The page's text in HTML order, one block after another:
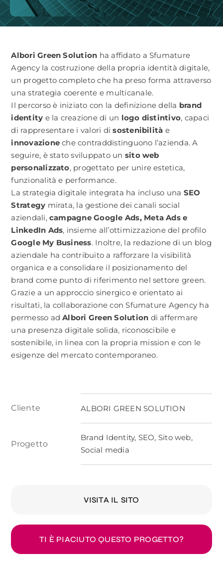
CONTATTACI
Cliente ALBORI GREEN SOLUTION
Progetto
Brand Identity, SEO, Sito web,
Social media
VISITA IL SITO
TI È PIACIUTO QUESTO PROGETTO?
Albori Green Solution ha affidato a Sfumature
Agency la costruzione della propria identità digitale,
un progetto completo che ha preso forma attraverso
una strategia coerente e multicanale.
Il percorso è iniziato con la definizione della brand
identity e la creazione di un logo distintivo, capaci
di rappresentare i valori disostenibilità e
innovazione che contraddistinguono l’azienda. A
seguire, è stato sviluppato un sito web
personalizzato, progettato per unire estetica,
funzionalità e performance.
La strategia digitale integrata ha incluso una SEO
Strategy mirata, la gestione dei canali social
aziendali,campagne Google Ads, Meta Ads e
LinkedIn Ads, insieme all’ottimizzazione del profilo
Google My Business. Inoltre, la redazione di un blog
aziendale ha contribuito a rafforzare la visibilità
organica e a consolidare il posizionamento del
brand come punto di riferimento nel settore green.
Grazie a un approccio sinergico e orientato ai
risultati, la collaborazione con Sfumature Agency ha
permesso adAlbori Green Solution di affermare
una presenza digitale solida, riconoscibile e
sostenibile, in linea con la propria mission e con le
esigenze del mercato contemporaneo.